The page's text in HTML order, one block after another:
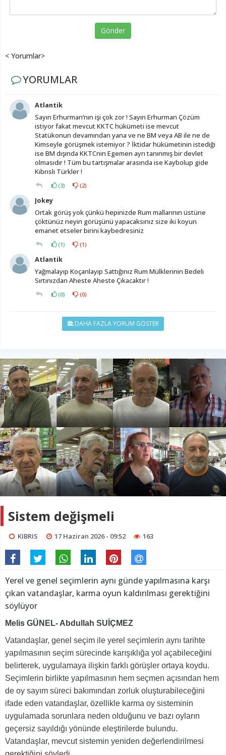
Gönder
< Yorumlar>
YORUMLAR
Atlantik
Sayın Erhurman’nın işi çok zor ! Sayın Erhurman Çözüm
istiyor fakat mevcut KKTC hükümeti ise mevcut
Statükonun devamından yana ve ne BM veya AB ile ne de
Kimseyle görüşmek istemiyor ? İktidar hükümetinin istediği
ise BM dışında KKTCnin Egemen ayrı tanınmış bir devlet
olmasıdır ! Tüm bu tartışmalar arasında ise Kaybolup gide
Kıbrıslı Türkler !
(3) (2)
Jokey
Ortak görüş yok çünkü hepinizde Rum mallarının üstüne
çöktünüz neyin görüşünü yapacaksınız size iki koyun
emanet etseler birini kaybedresiniz
(1) (1)
Atlantik
Yağmalayıp Koçanlayıp Sattığınız Rum Mülklerinin Bedeli
Sırtınızdan Aheste Aheste Çıkacaktır !
(0) (0)
DAHA FAZLA YORUM GÖSTER
Sistem değişmeli
KIBRIS 17 Haziran 2026 - 09:52 163
Yerel ve genel seçimlerin aynı günde yapılmasına karşı
çıkan vatandaşlar, karma oyun kaldırılması gerektiğini
söylüyor
Melis GÜNEL- Abdullah SUİÇMEZ
Vatandaşlar, genel seçim ile yerel seçimlerin aynı tarihte
yapılmasının seçim sürecinde karışıklığa yol açabileceğini
belirterek, uygulamaya ilişkin farklı görüşler ortaya koydu.
Seçimlerin birlikte yapılmasının hem seçmen açısından hem
de oy sayım süreci bakımından zorluk oluşturabileceğini
ifade eden vatandaşlar, özellikle karma oy sisteminin
uygulamada sorunlara neden olduğunu ve bazı oyların
geçersiz sayıldığı yönünde eleştirilerde bulundu.
Vatandaşlar, mevcut sistemin yeniden değerlendirilmesi